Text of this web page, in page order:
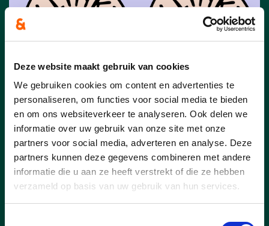
Deze website maakt gebruik van cookies
We gebruiken cookies om content en advertenties te
personaliseren, om functies voor social media te bieden
en om ons websiteverkeer te analyseren. Ook delen we
informatie over uw gebruik van onze site met onze
partners voor social media, adverteren en analyse. Deze
partners kunnen deze gegevens combineren met andere
informatie die u aan ze heeft verstrekt of die ze hebben
verzameld op basis van uw gebruik van hun services.
Klinkt Goed! Zwevegem!
13/07/26
Zin in zwoele zomeravonden met live
muziek, met daarbij een koel drankje op
een unieke plaats? Deze zomer lanceert